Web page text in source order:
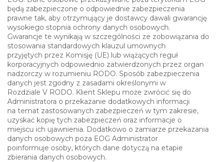
będą zabezpieczone o odpowiednie zabezpieczenia
prawne tak, aby otrzymujący je dostawcy dawali gwarancję
wysokiego stopnia ochrony danych osobowych.
Gwarancje te wynikają w szczególności ze zobowiązania do
stosowania standardowych klauzul umownych
przyjętych przez Komisję (UE) lub wiążących reguł
korporacyjnych odpowiednio zatwierdzonych przez organ
nadzorczy w rozumieniu RODO. Sposób zabezpieczenia
danych jest zgodny z zasadami określonymi w
Rozdziale V RODO. Klient Sklepu może zwrócić się do
Administratora o przekazanie dodatkowych informacji
na temat zastosowanych zabezpieczeń w tym zakresie,
uzyskać kopię tych zabezpieczeń oraz informacje o
miejscu ich ujawnienia. Dodatkowo o zamiarze przekazania
danych osobowych poza EOG Administrator
poinformuje osoby, których dane dotyczą na etapie
zbierania danych osobowych.